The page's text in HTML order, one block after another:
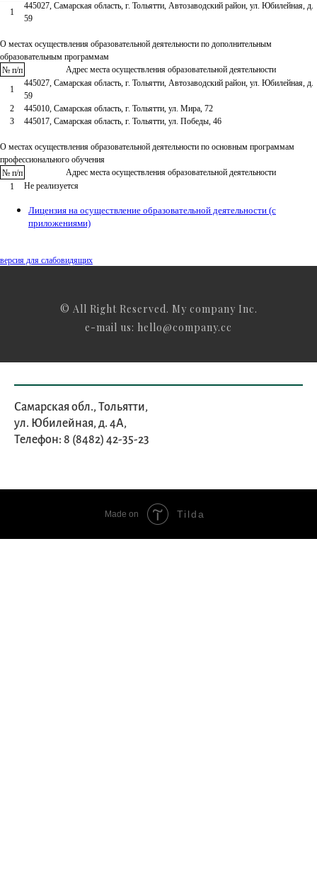
1
445027, Самарская область, г. Тольятти, Автозаводский район, ул. Юбилейная, д.
59
О местах осуществления образовательной деятельности по дополнительным
образовательным программам
№ п/п
Адрес места осуществления образовательной деятельности
1
445027, Самарская область, г. Тольятти, Автозаводский район, ул. Юбилейная, д.
59
2
445010, Самарская область, г. Тольятти, ул. Мира, 72
3
445017, Самарская область, г. Тольятти, ул. Победы, 46
О местах осуществления образовательной деятельности по основным программам
профессионального обучения
№ п/п
Адрес места осуществления образовательной деятельности
1
Не реализуется
Лицензия на осуществление образовательной деятельности (с
приложениями)
версия для слабовидящих
© All Right Reserved. My company Inc.
e-mail us: hello@company.cc
Самарская обл., Тольятти,
ул. Юбилейная, д. 4А,
Телефон: 8 (8482) 42-35-23
Made on Tilda